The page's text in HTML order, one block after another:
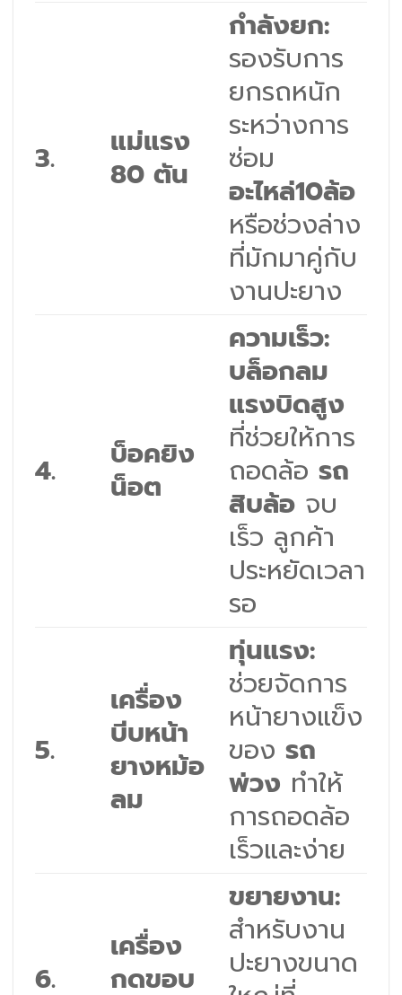
3.
แม่แรง
80 ตัน
กำลังยก:
รองรับการ
ยกรถหนัก
ระหว่างการ
ซ่อม
อะไหล่10ล้อ
หรือช่วงล่าง
ที่มักมาคู่กับ
งานปะยาง
4.
บ็อคยิง
น็อต
ความเร็ว:
บล็อกลม
แรงบิดสูง
ที่ช่วยให้การ
ถอดล้อรถ
สิบล้อ จบ
เร็ว ลูกค้า
ประหยัดเวลา
รอ
5.
เครื่อง
บีบหน้า
ยางหม้อ
ลม
ทุ่นแรง:
ช่วยจัดการ
หน้ายางแข็ง
ของรถ
พ่วง ทำให้
การถอดล้อ
เร็วและง่าย
6.
เครื่อง
กดขอบ
ขยายงาน:
สำหรับงาน
ปะยางขนาด